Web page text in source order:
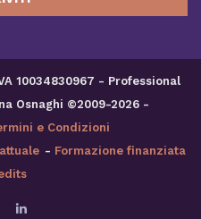
10034830967 - Professional
Osnaghi ©2009-2026 -
e Condizioni
- Formazione finanziata